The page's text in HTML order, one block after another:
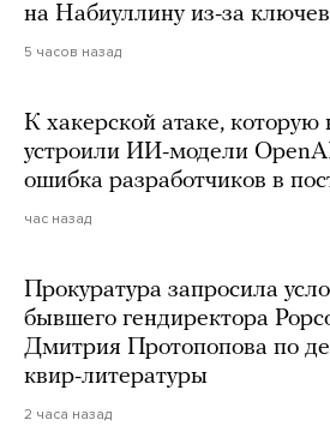
на Набиуллину из-за
5 часов назад
К хакерской атаке, которую
устроили ИИ-модели
ошибка разработчиков в
час назад
Прокуратура запросила
бывшего гендиректора
Дмитрия Протопопова по
квир-литературы
2 часа назад